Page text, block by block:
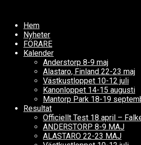
Hem
Nyheter
FÖRARE
Kalender
Anderstorp 8-9 maj
Alastaro, Finland 22-23 maj
Västkustloppet 10-12 juli
Kanonloppet 14-15 augusti
Mantorp Park 18-19
Resultat
Officiellt Test 18 april –
ANDERSTORP 8-9 MAJ
ALASTARO 22-23 MAJ